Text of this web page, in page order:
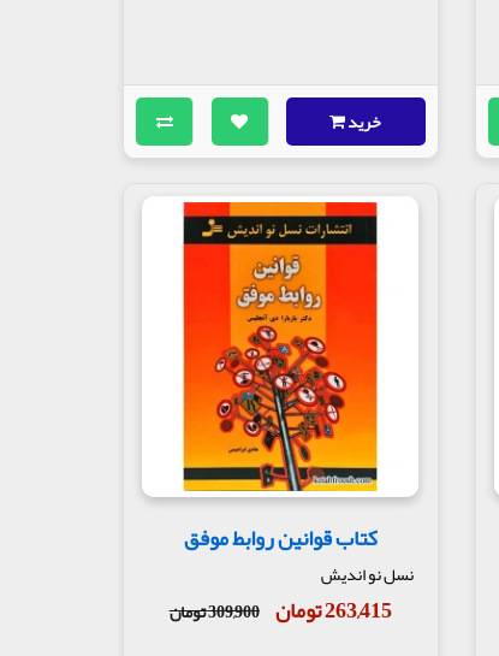
خرید
کتاب قوانین روابط موفق
نسل نو اندیش
263,415 تومان 309,900 تومان